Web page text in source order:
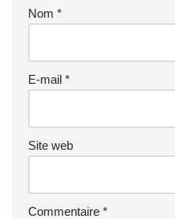
Nom *
E-mail *
Site web
Commentaire *